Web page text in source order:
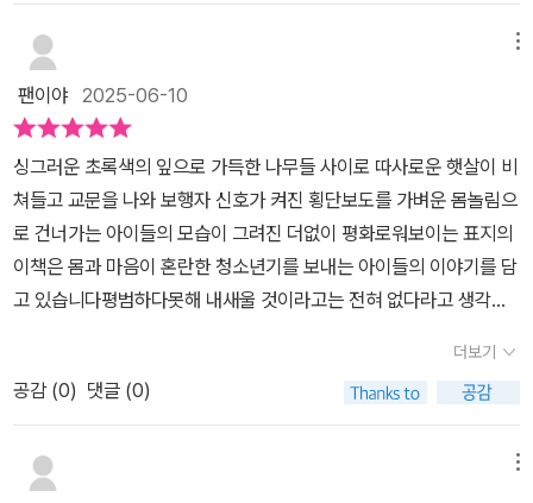
게 전화를 걸어 둘은 긴통화를 하게됩니다. 전화를 끊고도 태오와의
전화내용이 계속 생각이 나 금방 잠이들지못하는 지민은 태오의 마음
이 궁금하기도하고, 자신이 태오를 아주많이 좋아한다는 걸 느끼게되
죠. 하지만 생각합니다. '아직은 고백할 때가 아니구나.'그렇게 태오를
향한 마음이 점점 커지던 어느날, 지민에게 현서가 잠시 만나자며 문
자를 보내옵니다. 그리고 만난 둘. 그 자리에서 현서는 자신의 어릴적
자라온 배경부터 지금까지의 자신의 모습에 대해 이야기하며 태오가
자신에게 매우 중요한 존재임을 설명합니다. 그리고 지민은 현서에게
만난 지민은 공원에서 서로의 이야기를 나누게되고, 지민은 태오에대
한 마음이 더 커집니다.더운 여름이지나 추운 겨울이 오고, 태오는 할
머니를 따라 미국으로 가게된다는 소식을 전하죠. 그리고 지민은 우
연히 편의점가는길에 바빠서 만나지못했던 태오를 만납니다. 함께 이
야기를 하던 중, 지민은 자신도 모르게 속마음이 불쑥 나와버립니다.
때문일까? 아니.. 언제부터였을까?지민이는 정말 고민이 많다.내 나
이 열다섯.고작 중2밖에 되지 않았는데 무슨 고민이 많다는 건지.지
혼자가 되어 버렸다.아이들이 자신에게 차갑게 굴고, 급식도 혼자 먹
어야만 했다.그렇다고 지민이가 문제가 있는 것도 아니었다.나름 학
교생활에 적응하기 위해 노력하는 평범하기 짝이 없는 우리 또래의
아이들이다.집도 평범, 생긴 것도 평범, 공부도 뭐 평범?그냥 우리가
아는 주인공의 모습과는 전혀 다를지 몰라도 오히려 그래서 더 공감
이 되고 매력이 넘치는 것이 아닐까? “엄마, 제목이 [고백해도 되는
타이밍]인데 사랑고백일까요? 호홍홍~”이렇게 말하는 사춘기 도래
하는 중1 딸 아이.글쎄...어떤 고백일까?어떤 고백의 타이밍일까?
너도 한 번 읽어 봐.(그렇게 난 딸아이에게 넘겨주고 나왔다._
팬이야2025-06-10
싱그러운 초록색의 잎으로 가득한 나무들 사이로 따사로운 햇살이 비
쳐들고 교문을 나와 보행자 신호가 켜진 횡단보도를 가벼운 몸놀림으
로 건너가는 아이들의 모습이 그려진 더없이 평화로워보이는 표지의
이책은 몸과 마음이 혼란한 청소년기를 보내는 아이들의 이야기를 담
고 있습니다평범하다못해 내새울 것이라고는 전혀 없다라고 생각하
해 혹은 악담 그리고 무시가 이어지는 상황은 버겁기만 합니다점심
급식을 혼자먹어야하는 상황에서 어찌해야좋을지 인터넷에 물어보고
위로를 받던 지민은 도서관을 이용해보라는 조언에 따라 책도 독서도
그리 좋아하지는 않지만 학교 도서관을 찾는데요그곳에서 고전을 걷
더보기
공감 (0) 댓글 (0)